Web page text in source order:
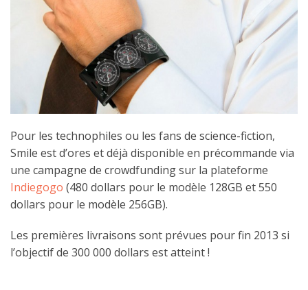
Pour les technophiles ou les fans de science-fiction,
Smile est d’ores et déjà disponible en précommande via
une campagne de crowdfunding sur la plateforme
Indiegogo (480 dollars pour le modèle 128GB et 550
dollars pour le modèle 256GB).
Les premières livraisons sont prévues pour fin 2013 si
l’objectif de 300 000 dollars est atteint !